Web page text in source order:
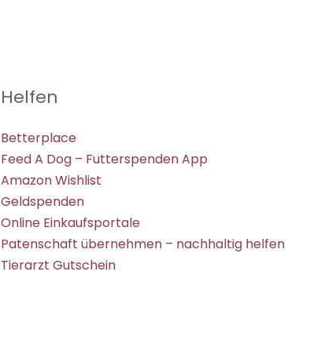
Helfen
Betterplace
Feed A Dog – Futterspenden App
Amazon Wishlist
Geldspenden
Online Einkaufsportale
Patenschaft übernehmen – nachhaltig helfen
Tierarzt Gutschein